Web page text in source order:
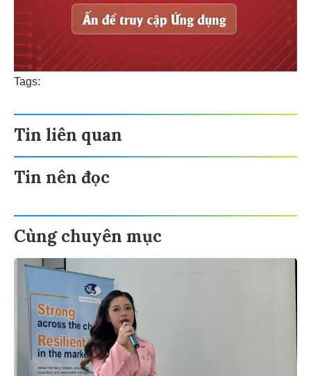
Tags:
Tin liên quan
Tin nên đọc
Cùng chuyên mục